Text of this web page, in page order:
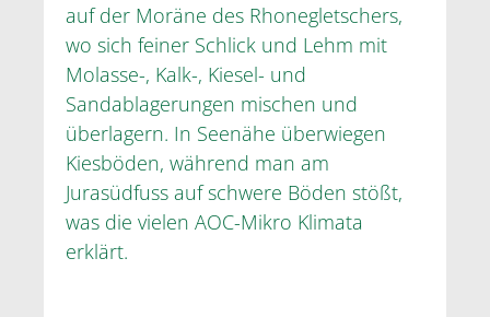
auf der Moräne des Rhonegletschers,
wo sich feiner Schlick und Lehm mit
Molasse-, Kalk-, Kiesel- und
Sandablagerungen mischen und
überlagern. In Seenähe überwiegen
Kiesböden, während man am
Jurasüdfuss auf schwere Böden stößt,
was die vielen AOC-Mikro Klimata
erklärt.